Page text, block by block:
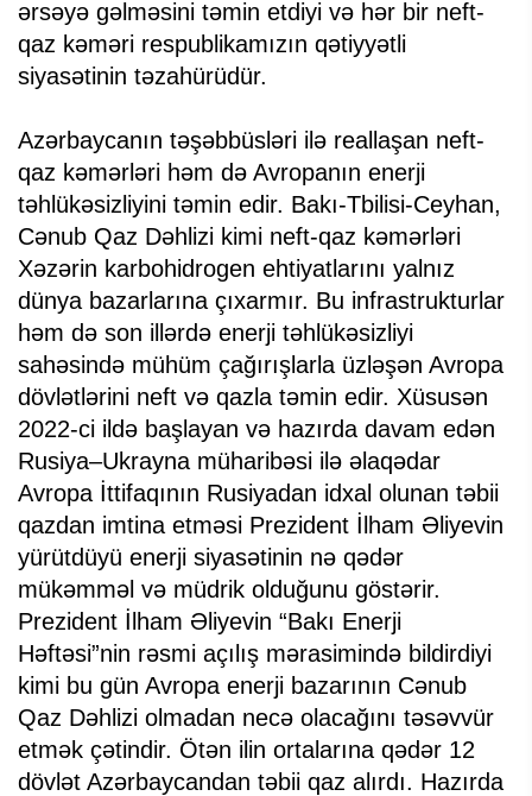
ərsəyə gəlməsini təmin etdiyi və hər bir neft-
qaz kəməri respublikamızın qətiyyətli
siyasətinin təzahürüdür.
Azərbaycanın təşəbbüsləri ilə reallaşan neft-
qaz kəmərləri həm də Avropanın enerji
təhlükəsizliyini təmin edir. Bakı-Tbilisi-Ceyhan,
Cənub Qaz Dəhlizi kimi neft-qaz kəmərləri
Xəzərin karbohidrogen ehtiyatlarını yalnız
dünya bazarlarına çıxarmır. Bu infrastrukturlar
həm də son illərdə enerji təhlükəsizliyi
sahəsində mühüm çağırışlarla üzləşən Avropa
dövlətlərini neft və qazla təmin edir. Xüsusən
2022-ci ildə başlayan və hazırda davam edən
Rusiya–Ukrayna müharibəsi ilə əlaqədar
Avropa İttifaqının Rusiyadan idxal olunan təbii
qazdan imtina etməsi Prezident İlham Əliyevin
yürütdüyü enerji siyasətinin nə qədər
mükəmməl və müdrik olduğunu göstərir.
Prezident İlham Əliyevin “Bakı Enerji
Həftəsi”nin rəsmi açılış mərasimində bildirdiyi
kimi bu gün Avropa enerji bazarının Cənub
Qaz Dəhlizi olmadan necə olacağını təsəvvür
etmək çətindir. Ötən ilin ortalarına qədər 12
dövlət Azərbaycandan təbii qaz alırdı. Hazırda